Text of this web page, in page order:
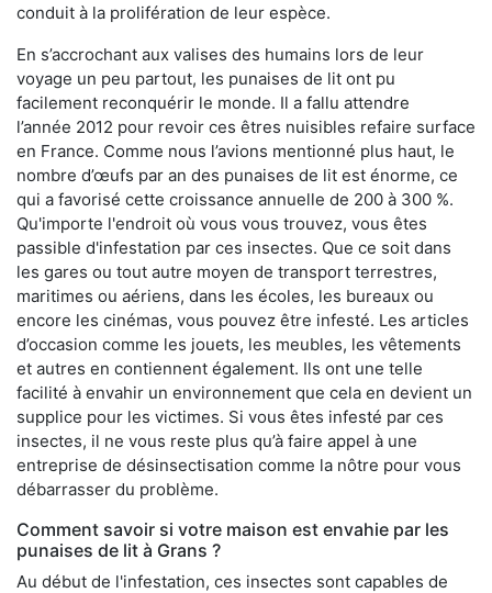
conduit à la prolifération de leur espèce.
En s’accrochant aux valises des humains lors de leur
voyage un peu partout, les punaises de lit ont pu
facilement reconquérir le monde. Il a fallu attendre
l’année 2012 pour revoir ces êtres nuisibles refaire surface
en France. Comme nous l’avions mentionné plus haut, le
nombre d’œufs par an des punaises de lit est énorme, ce
qui a favorisé cette croissance annuelle de 200 à 300 %.
Qu'importe l'endroit où vous vous trouvez, vous êtes
passible d'infestation par ces insectes. Que ce soit dans
les gares ou tout autre moyen de transport terrestres,
maritimes ou aériens, dans les écoles, les bureaux ou
encore les cinémas, vous pouvez être infesté. Les articles
d’occasion comme les jouets, les meubles, les vêtements
et autres en contiennent également. Ils ont une telle
facilité à envahir un environnement que cela en devient un
supplice pour les victimes. Si vous êtes infesté par ces
insectes, il ne vous reste plus qu’à faire appel à une
entreprise de désinsectisation comme la nôtre pour vous
débarrasser du problème.
Comment savoir si votre maison est envahie par les
punaises de lit à Grans ?
Au début de l'infestation, ces insectes sont capables de